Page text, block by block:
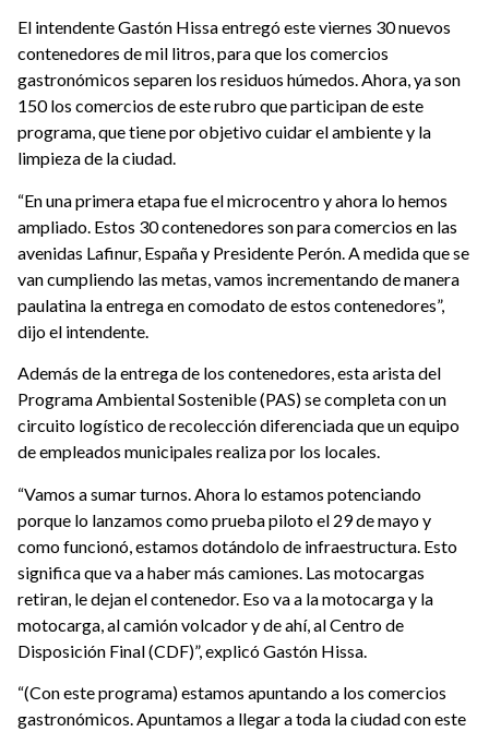
El intendente Gastón Hissa entregó este viernes 30 nuevos
contenedores de mil litros, para que los comercios
gastronómicos separen los residuos húmedos. Ahora, ya son
150 los comercios de este rubro que participan de este
programa, que tiene por objetivo cuidar el ambiente y la
limpieza de la ciudad.
“En una primera etapa fue el microcentro y ahora lo hemos
ampliado. Estos 30 contenedores son para comercios en las
avenidas Lafinur, España y Presidente Perón. A medida que se
van cumpliendo las metas, vamos incrementando de manera
paulatina la entrega en comodato de estos contenedores”,
dijo el intendente.
Además de la entrega de los contenedores, esta arista del
Programa Ambiental Sostenible (PAS) se completa con un
circuito logístico de recolección diferenciada que un equipo
de empleados municipales realiza por los locales.
“Vamos a sumar turnos. Ahora lo estamos potenciando
porque lo lanzamos como prueba piloto el 29 de mayo y
como funcionó, estamos dotándolo de infraestructura. Esto
significa que va a haber más camiones. Las motocargas
retiran, le dejan el contenedor. Eso va a la motocarga y la
motocarga, al camión volcador y de ahí, al Centro de
Disposición Final (CDF)”, explicó Gastón Hissa.
“(Con este programa) estamos apuntando a los comercios
gastronómicos. Apuntamos a llegar a toda la ciudad con este